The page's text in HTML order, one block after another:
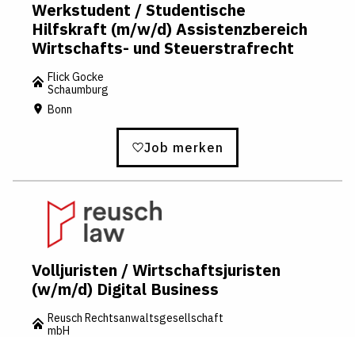
Werkstudent / Studentische
Hilfskraft (m/w/d) Assistenzbereich
Wirtschafts- und Steuerstrafrecht
Flick Gocke
Schaumburg
Bonn
Job merken
Volljuristen / Wirtschaftsjuristen
(w/m/d) Digital Business
Reusch Rechtsanwaltsgesellschaft
mbH